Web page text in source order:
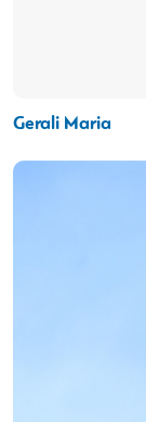
Gerali Maria